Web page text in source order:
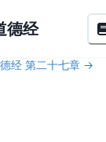
德经
经 第二十七章 →